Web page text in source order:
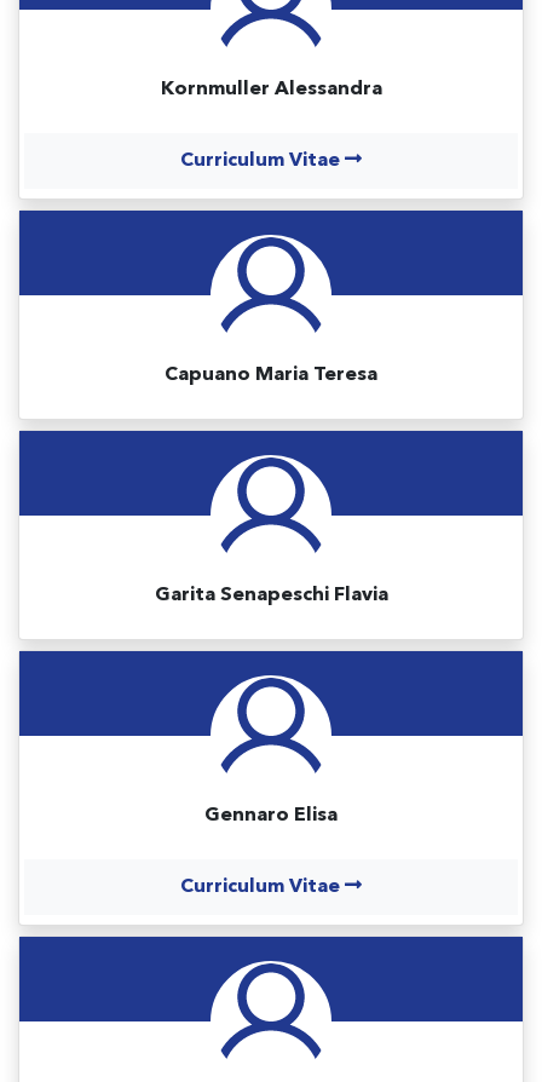
Kornmuller Alessandra
Curriculum Vitae
Capuano Maria Teresa
Garita Senapeschi Flavia
Gennaro Elisa
Curriculum Vitae